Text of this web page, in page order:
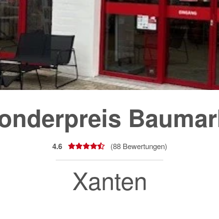
4.6 (88Bewertungen)
Xanten